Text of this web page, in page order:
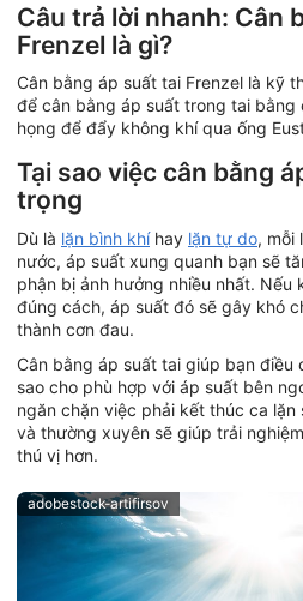
Câu trả lời nhanh: Cân
Frenzel là gì?
Cân bằng áp suất tai Frenzel là kỹ
để cân bằng áp suất trong tai
họng để đẩy không khí qua ống
Tại sao việc cân bằng
trọng
Dù là lặn bình khíhay lặn tự do, mỗi
nước, áp suất xung quanh bạn sẽ
phận bị ảnh hưởng nhiều nhất.
đúng cách, áp suất đó sẽ gây khó
thành cơn đau.
Cân bằng áp suất tai giúp bạn điều
sao cho phù hợp với áp suất bên
ngăn chặn việc phải kết thúc ca lặn
và thường xuyên sẽ giúp trải
thú vị hơn.
adobestock-artifirsov